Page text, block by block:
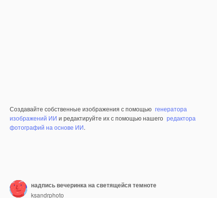
Создавайте собственные изображения с помощью генератора
изображений ИИ и редактируйте их с помощью нашего редактора
фотографий на основе ИИ.
надпись вечеринка на светящейся темноте
ksandrphoto